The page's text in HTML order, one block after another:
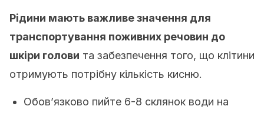
Рідини мають важливе значення для
транспортування поживних речовин до
шкіри голови та забезпечення того, що клітини
отримують потрібну кількість кисню.
Обов’язково пийте 6-8 склянок води на